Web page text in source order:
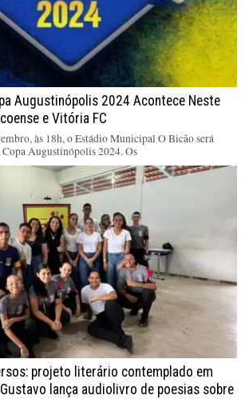
Augustinópolis 2024 Acontece Neste
e Vitória FC
às 18h, o Estádio Municipal O Bicão será
Augustinópolis 2024. Os
projeto literário contemplado em
lança audiolivro de poesias sobre